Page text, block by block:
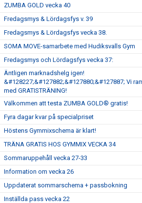
ZUMBA GOLD vecka 40
Fredagsmys & Lördagsfys v. 39
Fredagsmys & Lördagsfys vecka 38.
SOMA MOVE-samarbete med Hudiksvalls Gym
Fredagsmys och Lördagsfys vecka 37:
Äntligen marknadshelg igen!
&#128227;&#127882;&#127880;&#127887; Vi
med GRATISTRÄNING!
Välkommen att testa ZUMBA GOLD® gratis!
Fyra dagar kvar på specialpriset
Höstens Gymmixschema är klart!
TRÄNA GRATIS HOS GYMMIX VECKA 34
Sommaruppehåll vecka 27-33
Information om vecka 26
Uppdaterat sommarschema + passbokning
Inställda pass vecka 22